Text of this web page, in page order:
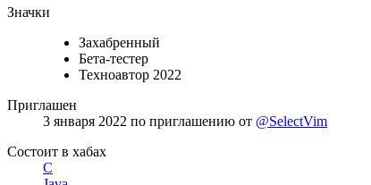
Значки
Захабренный
Бета-тестер
Техноавтор 2022
Приглашен
3 января 2022 по приглашению от @SelectVim
Состоит в хабах
C